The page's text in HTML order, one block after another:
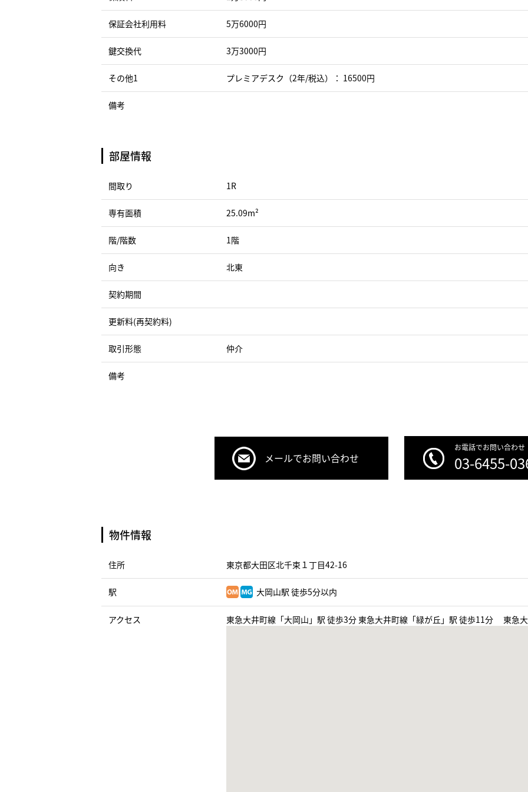
保証会社利用料 5万6000円
鍵交換代 3万3000円
その他1 プレミアデスク（2年/税込）： 16500円
備考
部屋情報
間取り 1R
専有面積 25.09m²
階/階数 1階
向き 北東
契約期間
更新料(再契約料)
取引形態 仲介
備考
メールでお問い合わせ
お電話でお問い合わせ
03-6455-
物件情報
住所 東京都大田区北千束１丁目42-16
駅 大岡山駅 徒歩5分以内
アクセス 東急大井町線「大岡山」駅 徒歩3分 東急大井町線「緑が丘」駅 徒歩11分 東急